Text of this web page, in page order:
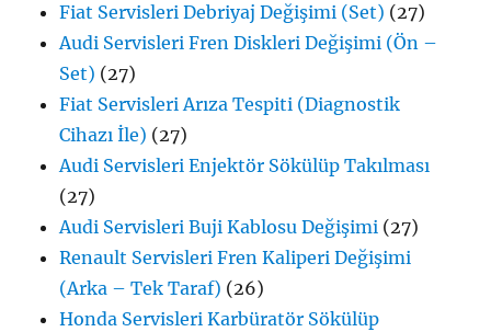
Fiat Servisleri Debriyaj Değişimi (Set) (27)
Audi Servisleri Fren Diskleri Değişimi (Ön –
Set) (27)
Fiat Servisleri Arıza Tespiti (Diagnostik
Cihazı İle) (27)
Audi Servisleri Enjektör Sökülüp Takılması
(27)
Audi Servisleri Buji Kablosu Değişimi (27)
Renault Servisleri Fren Kaliperi Değişimi
(Arka – Tek Taraf) (26)
Honda Servisleri Karbüratör Sökülüp